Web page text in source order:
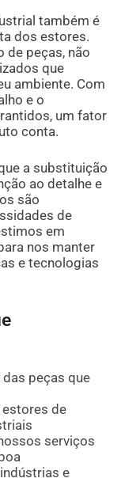
também é
dos estores.
de peças, não
que
ambiente. Com
e o
um fator
conta.
a substituição
ao detalhe e
são
de
em
nos manter
e tecnologias
peças que
de
serviços
e